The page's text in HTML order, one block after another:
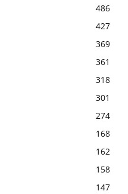
486
427
369
361
318
301
274
168
162
158
147